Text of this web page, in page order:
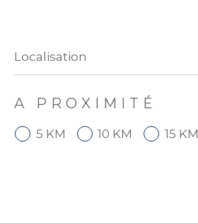
A PROXIMITÉ
5 KM 10 KM 15 KM